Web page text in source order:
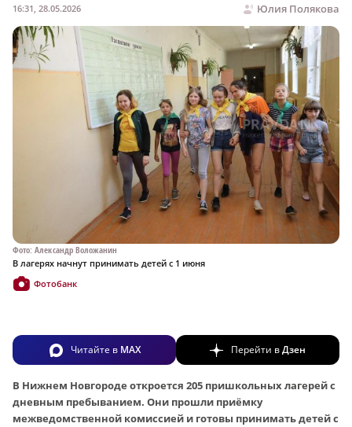
Юлия Полякова
16:31, 28.05.2026
Фото: Александр Воложанин
В лагерях начнут принимать детей с 1 июня
Фотобанк
Читайте в MAX Перейти вДзен
В Нижнем Новгороде откроется 205 пришкольных лагерей с
дневным пребыванием. Они прошли приёмку
межведомственной комиссией и готовы принимать детей с